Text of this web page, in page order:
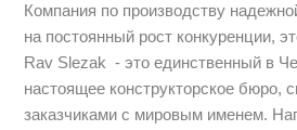
Компания по производству
на постоянный рост конкуренции,
Rav Slezak - это единственный в
настоящее конструкторское бюро,
заказчиками с мировым именем.